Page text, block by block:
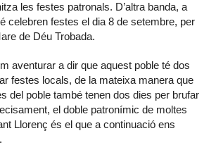
les festes patronals. D’altra banda, a
celebren festes el dia 8 de setembre, per
de Déu Trobada.
aventurar a dir que aquest poble té dos
festes locals, de la mateixa manera que
del poble també tenen dos dies per brufar
el doble patronímic de moltes
Llorenç és el que a continuació ens